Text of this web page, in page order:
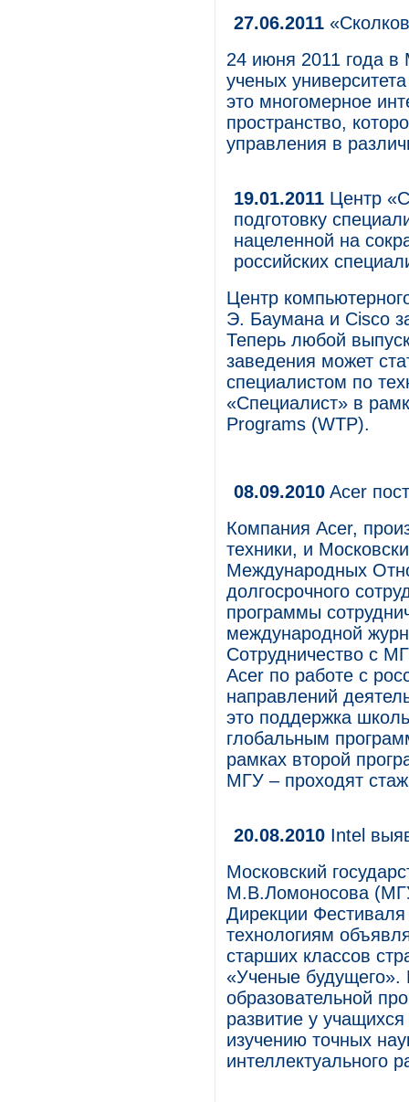
27.06.2011
24 июня 2011 года в
ученых
это многомерное
пространство,
управления в
19.01.2011 Центр
подготовку
нацеленной на
российских
Центр
Э. Баумана и Cisco
Теперь любой
заведения может
специалистом по
«Специалист» в
Programs (WTP).
08.09.2010 Acer
Компания Acer,
техники, и
Международных
долгосрочного
программы
международной
Сотрудничество с
Acer по работе с
направлений
это поддержка
глобальным
рамках второй
МГУ – проходят
20.08.2010 Intel
Московский
М.В.Ломоносова
Дирекции Фестиваля
технологиям
старших классов
«Ученые будущего».
образовательной
развитие у
изучению точных
интеллектуального